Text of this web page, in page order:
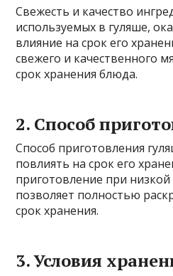
Свежесть и качество
используемых в гуляше,
влияние на срок его
свежего и качественного
срок хранения блюда.
2. Способ
Способ приготовления
повлиять на срок его
приготовление при
позволяет полностью
срок хранения.
3. Условия